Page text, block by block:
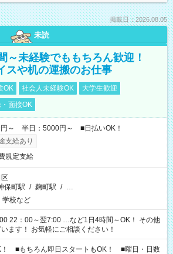
掲載日：2026.08.05
未読
～未経験でももちろん歓迎！
スや机の運搬のお仕事
OK 社会人未経験OK
大学生歓迎
面接OK
円～ 半日：5000円～ ■日払いOK！
支給あり
規定支給
保町駅 / 麹町駅 / …
学校など
22：00～翌7:00 …など1日4時間～OK！ その他
ます！ お気軽にご相談ください！
！ ■もちろん即日スタートもOK！ ■曜日・日数